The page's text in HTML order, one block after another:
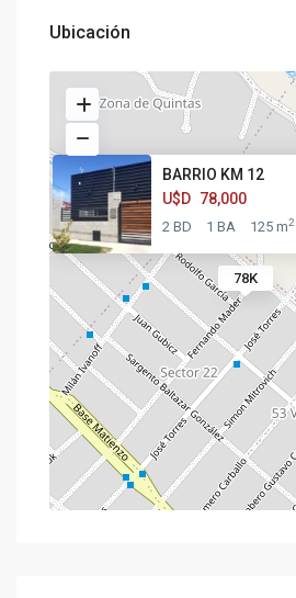
Ubicación
78K
BARRIO KM 12
U$D 78,000
2 BD 1 BA 125 m2